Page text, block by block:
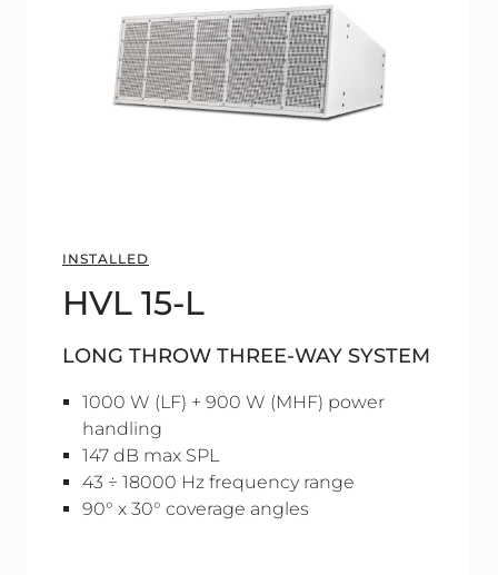
INSTALLED
HVL 15-L
LONG THROW THREE-WAY SYSTEM
1000 W (LF) + 900 W (MHF) power
handling
147 dB max SPL
43 ÷ 18000 Hz frequency range
90° x 30° coverage angles